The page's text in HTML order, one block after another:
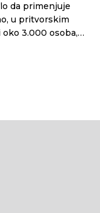
da primenjuje
u pritvorskim
3.000 osoba,